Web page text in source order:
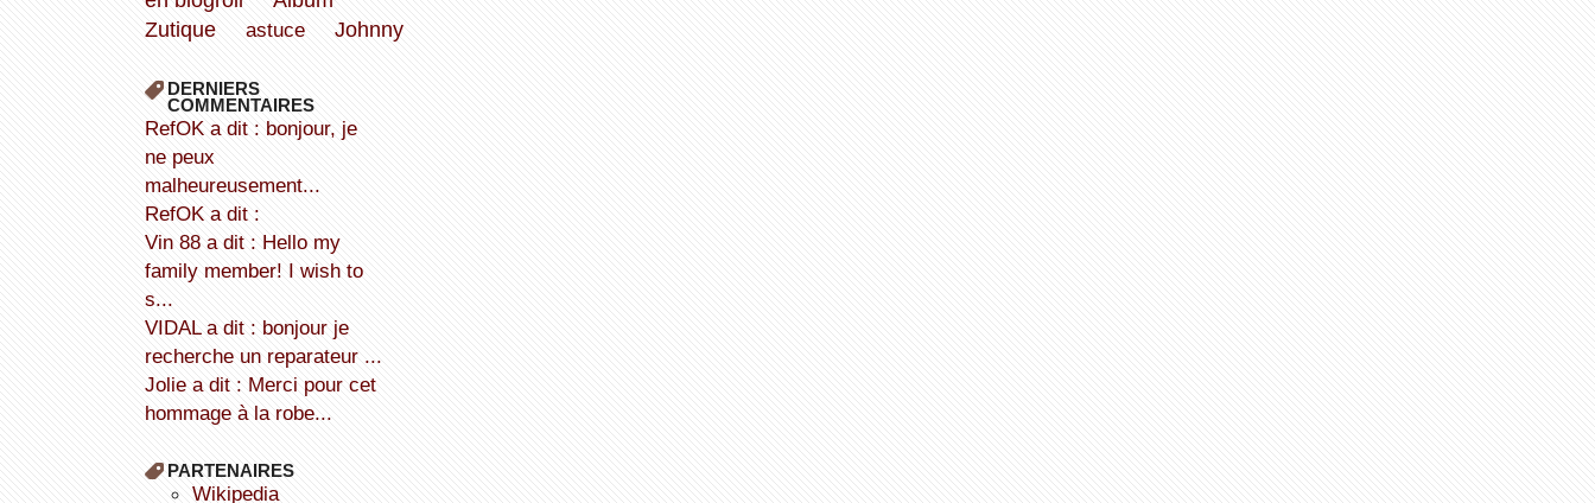
Zutique
astuce Johnny
DERNIERS
COMMENTAIRES
refOK a dit : bonjour, je
ne peux
malheureusement...
refOK a dit :
Vin 88 a dit : Hello my
family member! I wish to
s...
VIDAL a dit : bonjour je
recherche un reparateur ...
Jolie a dit : Merci pour cet
hommage à la robe...
PARTENAIRES
wikipedia